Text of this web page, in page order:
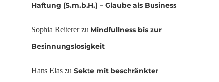
Haftung (S.m.b.H.) – Glaube als Business
Sophia Reitererzu Mindfullness bis zur
Besinnungslosigkeit
Hans Elas zu Sekte mit beschränkter